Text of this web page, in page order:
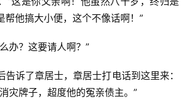
帮他搞大小便，这个不像话啊！”
办？这要请人啊？”
告诉了章居士，章居士打电话到这里来：
灾牌子，超度他的冤亲债主。”